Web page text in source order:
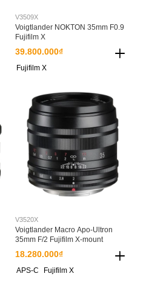
V3509X
Voigtlander NOKTON 35mm F0.9
Fujifilm X
39.800.000₫
Fujifilm X
V3520X
Voigtlander Macro Apo-Ultron
35mm F/2 Fujifilm X-mount
18.280.000₫
APS-C Fujifilm X